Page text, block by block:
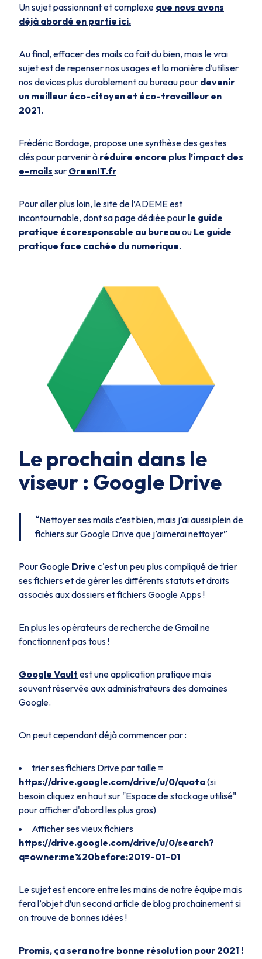
Un sujet passionnant et complexe que nous avons
déjà abordé en partie ici.
Au final, effacer des mails ca fait du bien, mais le vrai
sujet est de repenser nos usages et la manière d’utiliser
nos devices plus durablement au bureau pour devenir
un meilleur éco-citoyen et éco-travailleur en
2021.
Frédéric Bordage, propose une synthèse des gestes
clés pour parvenir à réduire encore plus l’impact des
e-mails sur GreenIT.fr
Pour aller plus loin, le site de l’ADEME est
incontournable, dont sa page dédiée pour le guide
pratique écoresponsable au bureauou Le guide
pratique face cachée du numerique.
Le prochain dans le
viseur : Google Drive
“Nettoyer ses mails c’est bien, mais j’ai aussi plein de
fichiers sur Google Drive que j’aimerai nettoyer”
Pour Google Drive c'est un peu plus compliqué de trier
ses fichiers et de gérer les différents statuts et droits
associés aux dossiers et fichiers Google Apps !
En plus les opérateurs de recherche de Gmail ne
fonctionnent pas tous !
Google Vault est une application pratique mais
souvent réservée aux administrateurs des domaines
Google.
On peut cependant déjà commencer par :
trier ses fichiers Drive par taille =
https://drive.google.com/drive/u/0/quota(si
besoin cliquez en haut sur "Espace de stockage utilisé"
pour afficher d'abord les plus gros)
Afficher ses vieux fichiers
https://drive.google.com/drive/u/0/search?
q=owner:me%20before:2019-01-01
Le sujet est encore entre les mains de notre équipe mais
fera l’objet d’un second article de blog prochainement si
on trouve de bonnes idées !
Promis, ça sera notre bonne résolution pour 2021 !